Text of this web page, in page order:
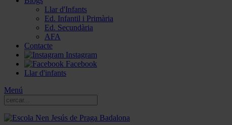
Llar d'Infants
Ed. Infantil i Primària
Ed. Secundària
AFA
Contacte
Instagram
Facebook
Llar d'infants
Menú